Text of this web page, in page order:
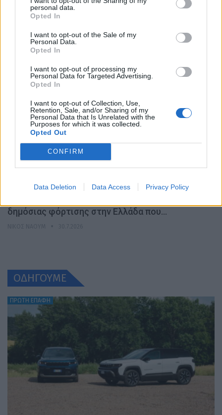
personal data.
Opted In
I want to opt-out of the Sale of my
Personal Data.
Opted In
I want to opt-out of processing my
Personal Data for Targeted Advertising.
Opted In
I want to opt-out of Collection, Use,
Retention, Sale, and/or Sharing of my
Personal Data that Is Unrelated with the
Purposes for which it was collected.
Opted Out
CONFIRM
Data Deletion Data Access Privacy Policy
Τα πρώτα αυτοκίνητα υδρογόνου ταξινομήθηκαν
στην Ελλάδα με πρωτοβουλία της Motor…
ΝΊΚΟΣ ΝΑΟΎΜ 31.7.2026
BUSINESS
δημόσιας φόρτισης στην Ελλάδα που…
ΟΔΗΓΟΥΜΕ
ΠΡΩΤΗ ΕΠΑΦΗ